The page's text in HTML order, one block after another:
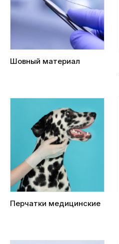
Шовный материал
Перчатки медицинские